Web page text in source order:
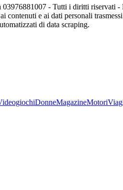
- Tutti i diritti riservati
contenuti e ai dati personali
di data scraping.
DonneMagazineMotori